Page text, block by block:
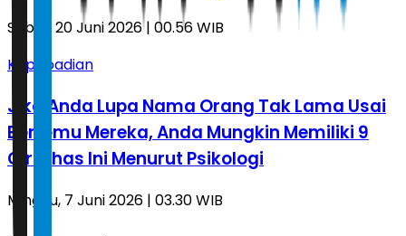
Sabtu, 20 Juni 2026 | 00.56 WIB
Kepribadian
Jika Anda Lupa Nama Orang Tak Lama Usai
Bertemu Mereka, Anda Mungkin Memiliki 9
Ciri Khas Ini Menurut Psikologi
Minggu, 7 Juni 2026 | 03.30 WIB